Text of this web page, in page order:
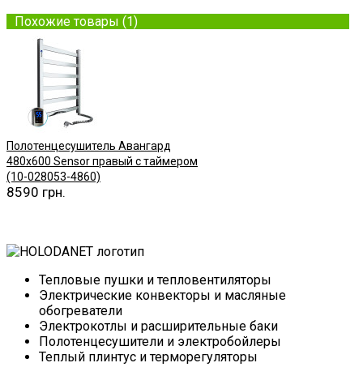
Похожие товары (1)
Полотенцесушитель Авангард
480х600 Sensor правый с таймером
(10-028053-4860)
8590 грн.
Тепловые пушки и тепловентиляторы
Электрические конвекторы и масляные
обогреватели
Электрокотлы и расширительные баки
Полотенцесушители и электробойлеры
Теплый плинтус и терморегуляторы